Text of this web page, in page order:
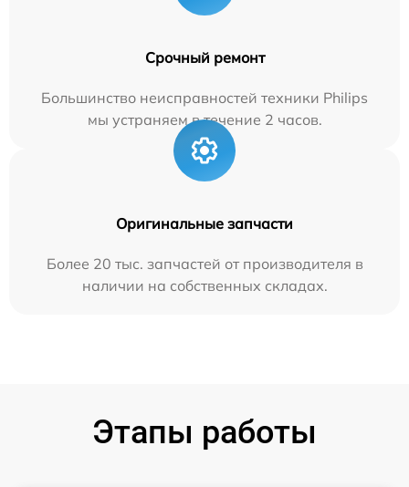
Срочный ремонт
Большинство неисправностей техники Philips
мы устраняем в течение 2 часов.
Оригинальные запчасти
Более 20 тыс. запчастей от производителя в
наличии на собственных складах.
Этапы работы